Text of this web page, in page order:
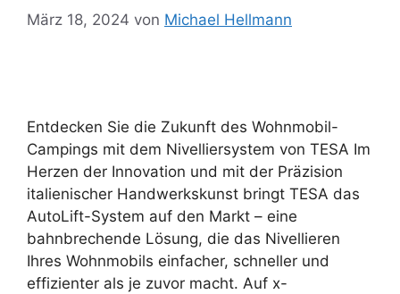
März 18, 2024 von Michael Hellmann
Entdecken Sie die Zukunft des Wohnmobil-
Campings mit dem Nivelliersystem von TESA Im
Herzen der Innovation und mit der Präzision
italienischer Handwerkskunst bringt TESA das
AutoLift-System auf den Markt – eine
bahnbrechende Lösung, die das Nivellieren
Ihres Wohnmobils einfacher, schneller und
effizienter als je zuvor macht. Auf x-